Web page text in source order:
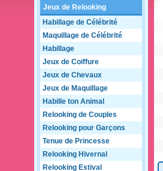
Jeux de Relooking
Habillage de Célébrité
Maquillage de Célébrité
Habillage
Jeux de Coiffure
Jeux de Chevaux
Jeux de Maquillage
Habille ton Animal
Relooking de Couples
Relooking pour Garçons
Tenue de Princesse
Relooking Hivernal
Relooking Estival